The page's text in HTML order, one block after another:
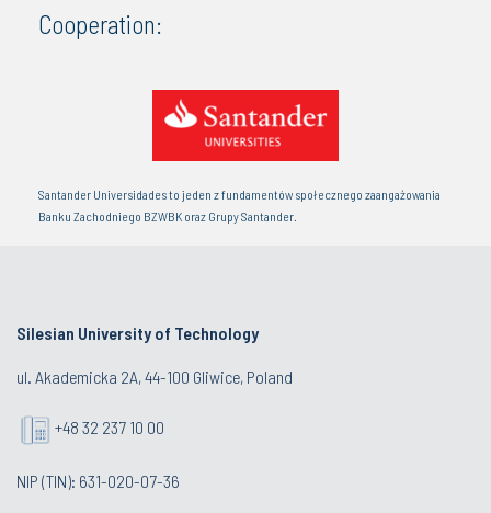
Cooperation:
Santander Universidades to jeden z fundamentów społecznego zaangażowania
Banku Zachodniego BZWBK oraz Grupy Santander.
Silesian University of Technology
ul. Akademicka 2A, 44-100 Gliwice, Poland
+48 32 237 10 00
NIP (TIN): 631-020-07-36